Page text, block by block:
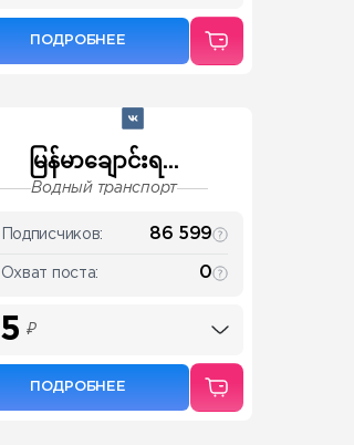
ПОДРОБНЕЕ
မြန်မာချောင်းရ...
Водный транспорт
Подписчиков: 86 599
Охват поста: 0
₽
ПОДРОБНЕЕ